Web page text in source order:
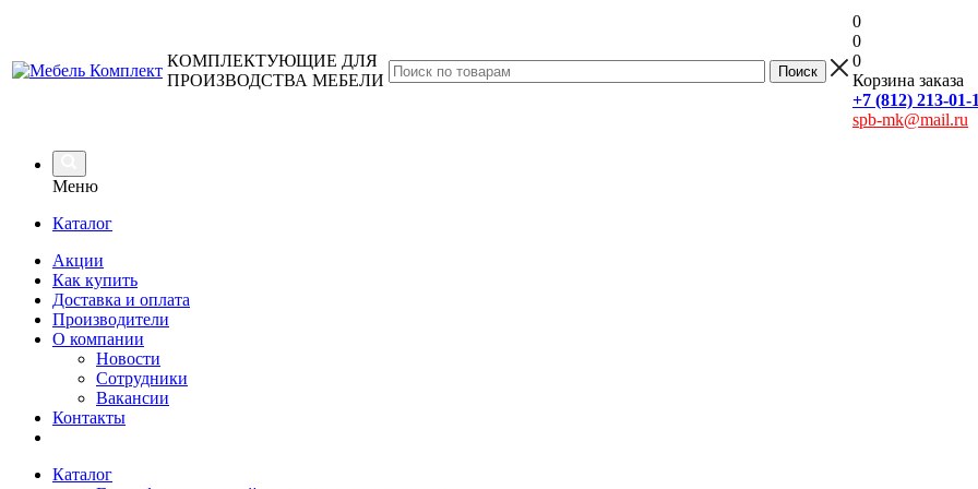
КОМПЛЕКТУЮЩИЕ ДЛЯ
ПРОИЗВОДСТВА МЕБЕЛИ
0
0
0
Корзина заказа
+7 (812) 213-01-
spb-mk@mail.ru
Меню
Каталог
Акции
Как купить
Доставка и оплата
Производители
О компании
Новости
Сотрудники
Вакансии
Контакты
Каталог